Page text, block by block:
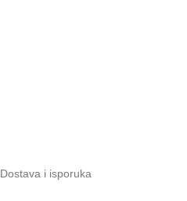
Dostava i isporuka